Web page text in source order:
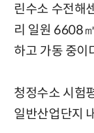
린수소 수전해
리 일원 6608
하고 가동 중이
청정수소 시험
일반산업단지